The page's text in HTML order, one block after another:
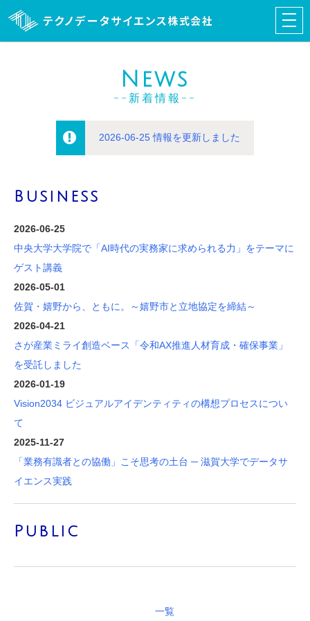
News
--新着情報--
2026-06-25 情報を更新しました
Business
2026-06-25
中央大学大学院で「AI時代の実務家に求められる力」をテーマに
ゲスト講義
2026-05-01
佐賀・嬉野から、ともに。～嬉野市と立地協定を締結～
2026-04-21
さが産業ミライ創造ベース「令和AX推進人材育成・確保事業」
を受託しました
2026-01-19
Vision2034 ビジュアルアイデンティティの構想プロセスについ
て
2025-11-27
「業務有識者との協働」こそ思考の土台 ─ 滋賀大学でデータサ
イエンス実践
Public
一覧